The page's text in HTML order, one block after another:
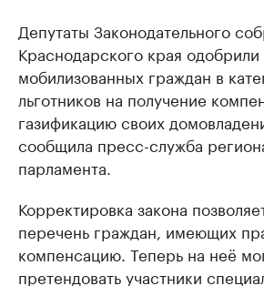
Депутаты Законодательного
Краснодарского края
мобилизованных граждан в
льготников на получение
газификацию своих
сообщила пресс-служба
парламента.
Корректировка закона
перечень граждан, имеющих
компенсацию. Теперь на неё
претендовать участники